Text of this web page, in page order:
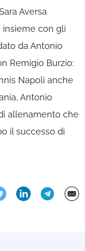
Aversa
insieme con gli
da Antonio
Remigio Burzio:
Napoli anche
Antonio
allenamento che
il successo di